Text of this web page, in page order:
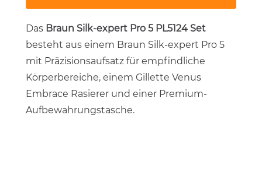
Das Braun Silk-expert Pro 5 PL5124 Set
besteht aus einem Braun Silk-expert Pro 5
mit Präzisionsaufsatz für empfindliche
Körperbereiche, einem Gillette Venus
Embrace Rasierer und einer Premium-
Aufbewahrungstasche.